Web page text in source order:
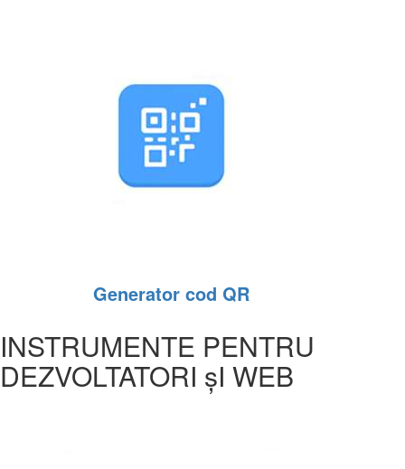
Generator cod QR
INSTRUMENTE PENTRU
DEZVOLTATORI șI WEB